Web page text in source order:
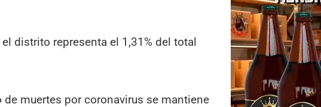
distrito representa el 1,31% del total
muertes por coronavirus se mantiene